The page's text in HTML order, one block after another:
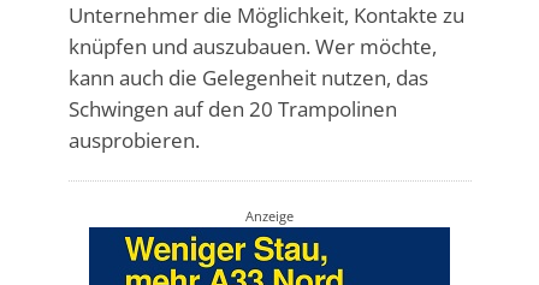
Unternehmer die Möglichkeit, Kontakte zu
knüpfen und auszubauen. Wer möchte,
kann auch die Gelegenheit nutzen, das
Schwingen auf den 20 Trampolinen
ausprobieren.
Anzeige